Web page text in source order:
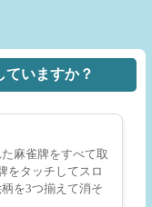
ていますか？
麻雀牌をすべて取
をタッチしてスロ
を3つ揃えて消そ